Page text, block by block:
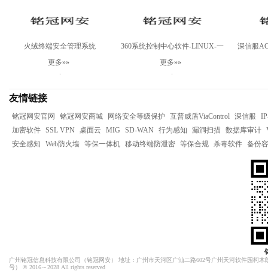
火绒终端安全管理系统
V2.0Linux桌面版
更多»»
.
360系统控制中心软件-LINUX-一
年
更多»»
.
深信服
友情链接
铭冠网安官网 铭冠网安商城 网络安全等级保护 互普威盾ViaControl 深信服
加密软件 SSL VPN 桌面云 MIG SD-WAN 行为感知 漏洞扫描 数据库审计
安全感知
Web防火墙 等保一体机 移动终端防泄密 等保合规 杀毒软件 备份
广州铭冠信息科技有限公司（铭冠网安 ） 地址：广州市天河区广汕二路602号广州天河软件园柯
号） © 2016～2028 All rights reserved